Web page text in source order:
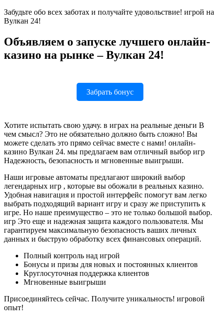
Забудьте обо всех заботах и получайте удовольствие! игрой на
Вулкан 24!
Объявляем о запуске лучшего онлайн-
казино на рынке – Вулкан 24!
Забрать бонус
Хотите испытать свою удачу. в играх на реальные деньги В
чем смысл? Это не обязательно должно быть сложно! Вы
можете сделать это прямо сейчас вместе с нами! онлайн-
казино Вулкан 24. мы предлагаем вам отличный выбор игр
Надежность, безопасность и мгновенные выигрыши.
Наши игровые автоматы предлагают широкий выбор
легендарных игр , которые вы обожали в реальных казино.
Удобная навигация и простой интерфейс помогут вам легко
выбрать подходящий вариант игру и сразу же приступить к
игре. Но наше преимущество – это не только большой выбор.
игр Это еще и надежная защита каждого пользователя. Мы
гарантируем максимальную безопасность ваших личных
данных и быструю обработку всех финансовых операций.
Полный контроль над игрой
Бонусы и призы для новых и постоянных клиентов
Круглосуточная поддержка клиентов
Мгновенные выигрыши
Присоединяйтесь сейчас. Получите уникальность! игровой
опыт!